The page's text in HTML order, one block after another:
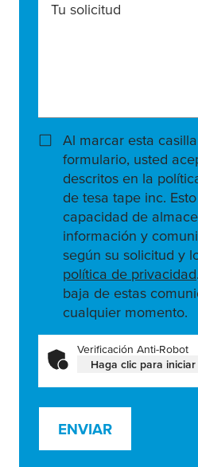
Tu solicitud
Al marcar esta
formulario, usted
descritos en la
de tesa tape inc.
capacidad de
información y
según su solicitud y
política de privacidad
baja de estas
cualquier momento.
Verificación Anti-Robot
Haga clic para
ENVIAR